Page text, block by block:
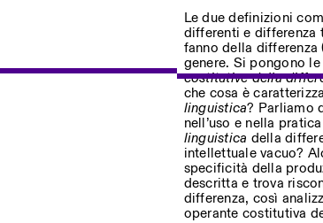
Le due definizioni
differenti e differenza
fanno della
genere. Si pongono
costitutive della
che cosa è
linguistica? Parliamo
nell’uso e nella
linguistica della
intellettuale vacuo?
specificità della
descritta e trova
differenza, così
operante costitutiva